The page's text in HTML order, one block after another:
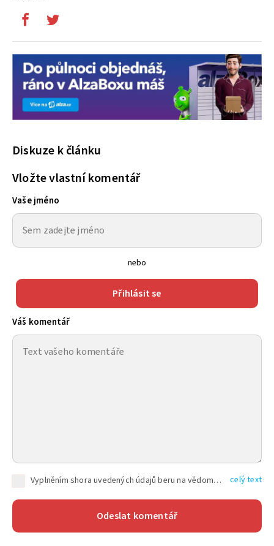
Diskuze k článku
Vložte vlastní komentář
Vaše jméno
nebo
Přihlásit se
Váš komentář
Vyplněním shora uvedených údajů beru na vědomí, že společnost TEXT FACTORY s.r.o., sídlem Brno, Durďákova 336/29, Černá Pole, PSČ: 613 00, IČ: 06157831, zapsané u Krajského soudu v Brně, oddíl C, vložka 100399, bude zpracovávat mé osobní údaje uvedené v rámci mnou vyplněného registračního formuláře na základě oprávněných zájmů TEXT FACTORY s.r.o. dle čl. 6 odst. 1 písm. f) GDPR a pro splnění právních povinností (čl. 6 odst. 1 písm. c) GDPR), a to pro tyto účely: nezbytnost zajistit oprávnění návštěvníka webových stránek provozovaných společností TEXT FACTORY s.r.o. přispívat aktivně ke zveřejněným článkům nebo v rámci diskusních fór a výkon práv TEXT FACTORY s.r.o. jako administrátora těchto diskusních fór. Více informací o zpracování osobních údajů a právech lze nalézt v celý text